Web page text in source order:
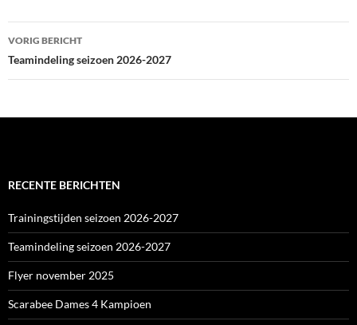
Bericht
navigatie
VORIG BERICHT
Teamindeling seizoen 2026-2027
RECENTE BERICHTEN
Trainingstijden seizoen 2026-2027
Teamindeling seizoen 2026-2027
Flyer november 2025
Scarabee Dames 4 Kampioen